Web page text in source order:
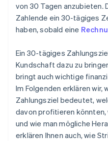
von 30 Tagen anzubieten.
Zahlende ein 30-tägiges
haben, sobald eine
Ein 30-tägiges
Kundschaft dazu zu
bringt auch wichtige
Im Folgenden erklären wir,
Zahlungsziel bedeutet,
davon profitieren
und wie man mögliche
erklären Ihnen auch, wie